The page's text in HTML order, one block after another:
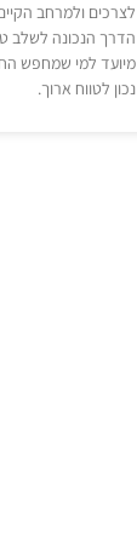
לצרכים ולמרחב
הדרך הנכונה לשלב
מיועד למי שמחפש
נכון לטווח ארוך.